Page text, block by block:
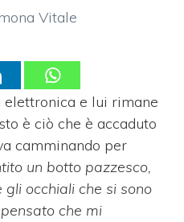
Vitale
elettronica e lui rimane
è ciò che è accaduto
camminando per
un botto pazzesco,
occhiali che si sono
che mi